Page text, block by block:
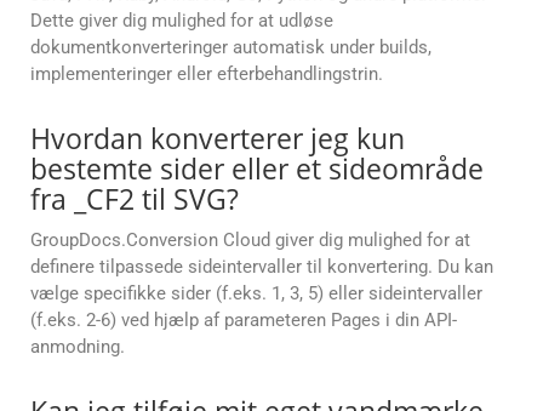
Dette giver dig mulighed for at udløse
dokumentkonverteringer automatisk under builds,
implementeringer eller efterbehandlingstrin.
Hvordan konverterer jeg kun
bestemte sider eller et sideområde
fra _CF2 til SVG?
GroupDocs.Conversion Cloud giver dig mulighed for at
definere tilpassede sideintervaller til konvertering. Du kan
vælge specifikke sider (f.eks. 1, 3, 5) eller sideintervaller
(f.eks. 2-6) ved hjælp af parameteren Pages i din API-
anmodning.